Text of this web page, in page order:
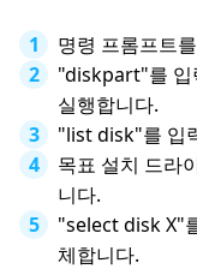
명령 프롬프트
"diskpart"를 입
실행합니다.
"list disk"를 입
목표 설치 드라
니다.
"select disk X"
체합니다.